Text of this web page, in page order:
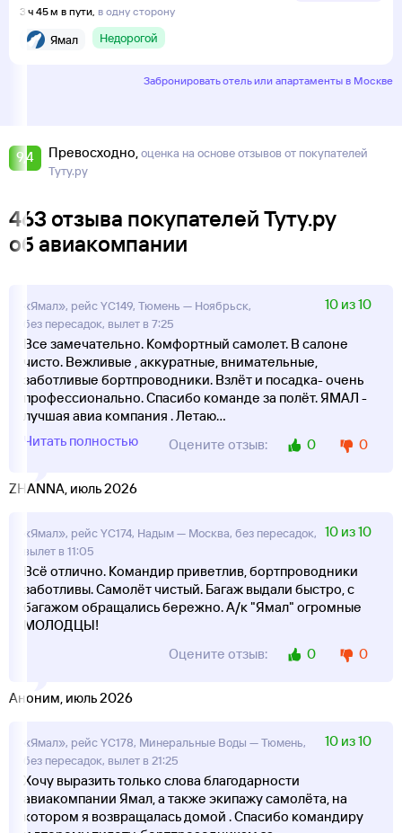
3 ч 45 м в пути, в одну сторону
Ямал Недорогой
Забронировать отель или апартаменты в Москве
9,4 Превосходно оценка на основе отзывов от покупателей
Туту.ру
463 отзыва покупателей Туту.ру
об авиакомпании
«Ямал», рейс YC149, Тюмень — Ноябрьск,
без пересадок, вылет в 7:25
10 из 10
Все замечательно. Комфортный самолет. В салоне
чисто. Вежливые , аккуратные, внимательные,
заботливые бортпроводники. Взлёт и посадка- очень
профессионально. Спасибо команде за полёт. ЯМАЛ -
лучшая авиа компания . Летаю...
Читать полностью
Оцените отзыв: 0 0
ZHANNA, июль 2026
«Ямал», рейс YC174, Надым — Москва, без пересадок,
вылет в 11:05
10 из 10
Всё отлично. Командир приветлив, бортпроводники
заботливы. Самолёт чистый. Багаж выдали быстро, с
багажом обращались бережно. А/к "Ямал" огромные
МОЛОДЦЫ!
Оцените отзыв:
0 0
Аноним, июль 2026
«Ямал», рейс YC178, Минеральные Воды — Тюмень,
без пересадок, вылет в 21:25
10 из 10
Хочу выразить только слова благодарности
авиакомпании Ямал, а также экипажу самолёта, на
котором я возвращалась домой . Спасибо командиру